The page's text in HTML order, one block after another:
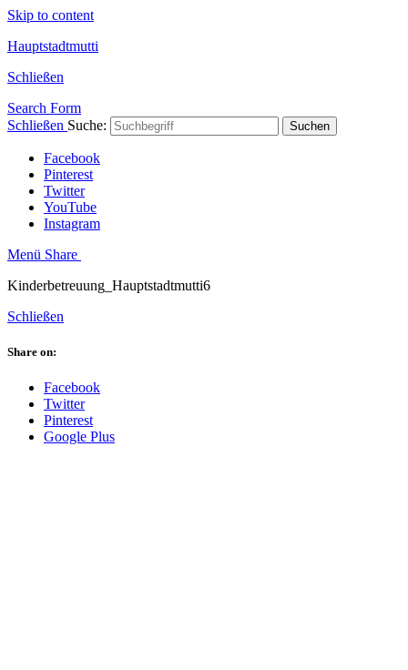
Skip to content
Hauptstadtmutti
Schließen
Search Form
Schließen Suche: Suchen
Facebook
Pinterest
Twitter
YouTube
Instagram
Menü Share
Kinderbetreuung_Hauptstadtmutti6
Schließen
Share on:
Facebook
Twitter
Pinterest
Google Plus